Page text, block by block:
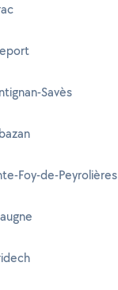
Savès
Foy-de-Peyrolières